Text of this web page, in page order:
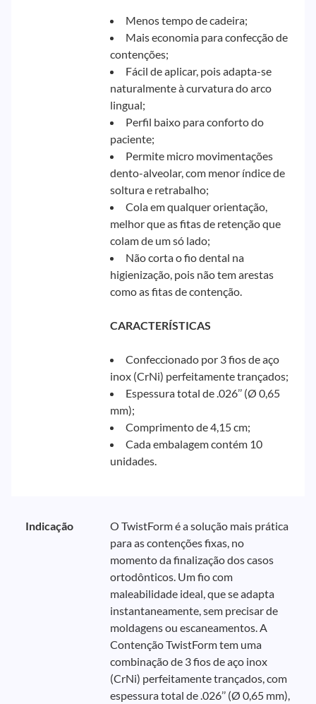
Menos tempo de cadeira;
Mais economia para confecção de
contenções;
Fácil de aplicar, pois adapta-se
naturalmente à curvatura do arco
lingual;
Perfil baixo para conforto do
paciente;
Permite micro movimentações
dento-alveolar, com menor índice de
soltura e retrabalho;
Cola em qualquer orientação,
melhor que as fitas de retenção que
colam de um só lado;
Não corta o fio dental na
higienização, pois não tem arestas
como as fitas de contenção.
CARACTERÍSTICAS
Confeccionado por 3 fios de aço
inox (CrNi) perfeitamente trançados;
Espessura total de .026’’ (Ø 0,65
mm);
Comprimento de 4,15 cm;
Cada embalagem contém 10
unidades.
Indicação
O TwistForm é a solução mais prática
para as contenções fixas, no
momento da finalização dos casos
ortodônticos. Um fio com
maleabilidade ideal, que se adapta
instantaneamente, sem precisar de
moldagens ou escaneamentos. A
Contenção TwistForm tem uma
combinação de 3 fios de aço inox
(CrNi) perfeitamente trançados, com
espessura total de .026’’ (Ø 0,65 mm),